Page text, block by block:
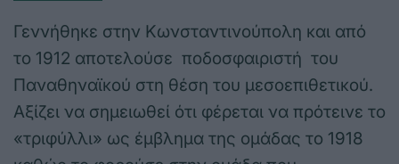
Γεννήθηκε στην Κωνσταντινούπολη και από
το 1912 αποτελούσε ποδοσφαιριστή του
Παναθηναϊκού στη θέση του μεσοεπιθετικού.
Αξίζει να σημειωθεί ότι φέρεται να πρότεινε το
«τριφύλλι» ως έμβλημα της ομάδας το 1918